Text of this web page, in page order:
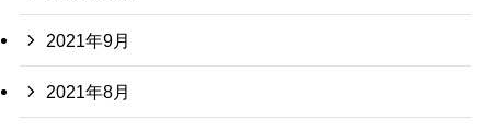
2021年9月
2021年8月